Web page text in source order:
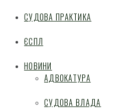
СУДОВА ПРАКТИКА
ЄСПЛ
НОВИНИ
АДВОКАТУРА
СУДОВА ВЛАДА